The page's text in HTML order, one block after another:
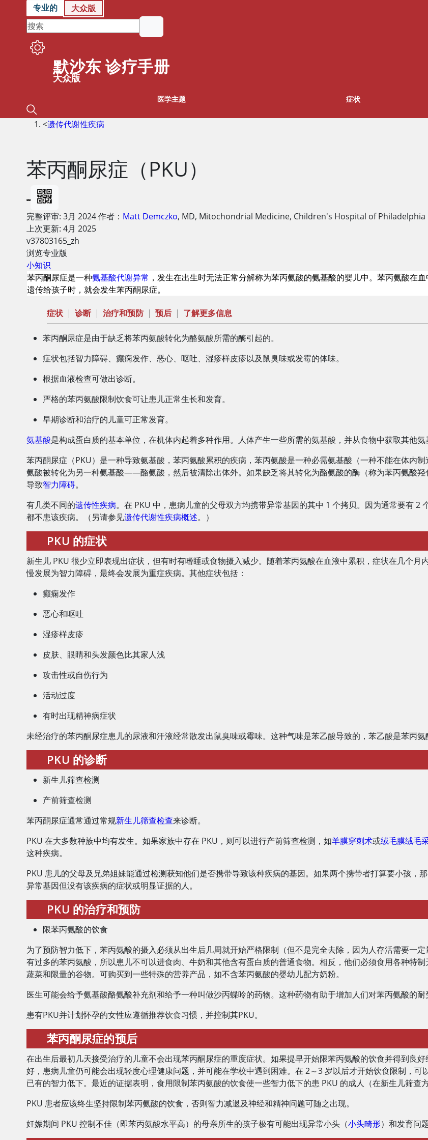
专业的 大众版
默沙东 诊疗手册
大众版
医学主题 症状
<遗传代谢性疾病
苯丙酮尿症（PKU）
完整评审: 3月 2024作者： Matt Demczko, MD, Mitochondrial Medicine, Children's Hospital of Philadelphia
上次更新: 4月 2025
v37803165_zh
浏览专业版
小知识
苯丙酮尿症是一种氨基酸代谢异常 ，发生在出生时无法正常分解称为苯丙氨酸的氨基酸的婴儿中。苯丙氨酸在
遗传给孩子时，就会发生苯丙酮尿症。
症状 | 诊断 | 治疗和预防 | 预后 | 了解更多信息
苯丙酮尿症是由于缺乏将苯丙氨酸转化为酪氨酸所需的酶引起的。
症状包括智力障碍、癫痫发作、恶心、呕吐、湿疹样皮疹以及鼠臭味或发霉的体味。
根据血液检查可做出诊断。
严格的苯丙氨酸限制饮食可让患儿正常生长和发育。
早期诊断和治疗的儿童可正常发育。
氨基酸是构成蛋白质的基本单位，在机体内起着多种作用。人体产生一些所需的氨基酸，并从食物中获取其他氨
苯丙酮尿症（PKU）是一种导致氨基酸，苯丙氨酸累积的疾病，苯丙氨酸是一种必需氨基酸（一种不能在体内
氨酸被转化为另一种氨基酸——酪氨酸，然后被清除出体外。如果缺乏将其转化为酪氨酸的酶（称为苯丙氨酸
导致智力障碍。
有几类不同的遗传性疾病。在 PKU 中，患病儿童的父母双方均携带异常基因的其中 1 个拷贝。因为通常要有
都不患该疾病。（另请参见遗传代谢性疾病概述。）
PKU 的症状
新生儿 PKU 很少立即表现出症状，但有时有嗜睡或食物摄入减少。随着苯丙氨酸在血液中累积，症状在几个
慢发展为智力障碍，最终会发展为重症疾病。其他症状包括：
癫痫发作
恶心和呕吐
湿疹样皮疹
皮肤、眼睛和头发颜色比其家人浅
攻击性或自伤行为
活动过度
有时出现精神病症状
未经治疗的苯丙酮尿症患儿的尿液和汗液经常散发出鼠臭味或霉味。这种气味是苯乙酸导致的，苯乙酸是苯丙氨
PKU 的诊断
新生儿筛查检测
产前筛查检测
苯丙酮尿症通常通过常规新生儿筛查检查来诊断。
PKU 在大多数种族中均有发生。如果家族中存在 PKU，则可以进行产前筛查检测，如羊膜穿刺术或绒毛膜绒毛
这种疾病。
PKU 患儿的父母及兄弟姐妹能通过检测获知他们是否携带导致该种疾病的基因。如果两个携带者打算要小孩，
异常基因但没有该疾病的症状或明显证据的人。
PKU 的治疗和预防
限苯丙氨酸的饮食
为了预防智力低下，苯丙氨酸的摄入必须从出生后几周就开始严格限制（但不是完全去除，因为人存活需要一
有过多的苯丙氨酸，所以患儿不可以进食肉、牛奶和其他含有蛋白质的普通食物。相反，他们必须食用各种特
蔬菜和限量的谷物。可购买到一些特殊的营养产品，如不含苯丙氨酸的婴幼儿配方奶粉。
医生可能会给予氨基酸酪氨酸补充剂和给予一种叫做沙丙蝶呤的药物。这种药物有助于增加人们对苯丙氨酸的耐
患有PKU并计划怀孕的女性应遵循推荐饮食习惯，并控制其PKU。
苯丙酮尿症的预后
在出生后最初几天接受治疗的儿童不会出现苯丙酮尿症的重度症状。如果提早开始限苯丙氨酸的饮食并得到良
好，患病儿童仍可能会出现轻度心理健康问题，并可能在学校中遇到困难。在 2～3 岁以后才开始饮食限制，
已有的智力低下。最近的证据表明，食用限制苯丙氨酸的饮食使一些智力低下的患 PKU 的成人（在新生儿筛查
PKU 患者应该终生坚持限制苯丙氨酸的饮食，否则智力减退及神经和精神问题可随之出现。
妊娠期间 PKU 控制不佳（即苯丙氨酸水平高）的母亲所生的孩子极有可能出现异常小头（小头畸形）和发育问